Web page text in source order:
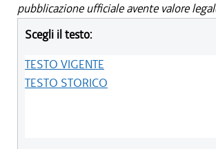
pubblicazione ufficiale avente valore
Scegli il testo:
TESTO VIGENTE
TESTO STORICO